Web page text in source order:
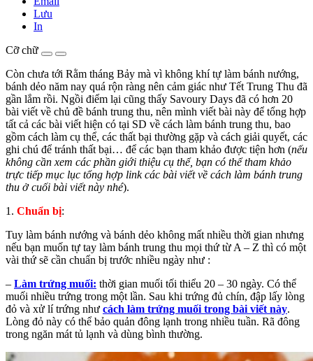
Lưu
In
Cỡ chữ
Còn chưa tới Rằm tháng Bảy mà vì không khí tự làm bánh nướng,
bánh dẻo năm nay quá rộn ràng nên cảm giác như Tết Trung Thu đã
gần lắm rồi. Ngồi điểm lại cũng thấy Savoury Days đã có hơn 20
bài viết về chủ đề bánh trung thu, nên mình viết bài này để tổng hợp
tất cả các bài viết hiện có tại SD về cách làm bánh trung thu, bao
gồm cách làm cụ thể, các thất bại thường gặp và cách giải quyết, các
ghi chú để tránh thất bại… để các bạn tham khảo được tiện hơn (nếu
không cần xem các phần giới thiệu cụ thể, bạn có thể tham khảo
trực tiếp mục lục tổng hợp link các bài viết về cách làm bánh trung
thu ở cuối bài viết này nhé).
1. Chuẩn bị:
Tuy làm bánh nướng và bánh dẻo không mất nhiều thời gian nhưng
nếu bạn muốn tự tay làm bánh trung thu mọi thứ từ A – Z thì có một
vài thứ sẽ cần chuẩn bị trước nhiều ngày như :
– Làm trứng muối: thời gian muối tối thiểu 20 – 30 ngày. Có thể
muối nhiều trứng trong một lần. Sau khi trứng đủ chín, đập lấy lòng
đỏ và xử lí trứng như cách làm trứng muối trong bài viết này.
Lòng đỏ này có thể bảo quản đông lạnh trong nhiều tuần. Rã đông
trong ngăn mát tủ lạnh và dùng bình thường.